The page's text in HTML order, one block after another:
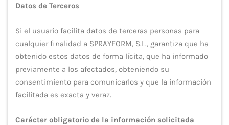
Datos de Terceros
Si el usuario facilita datos de terceras personas para
cualquier finalidad a SPRAYFORM, S.L., garantiza que ha
obtenido estos datos de forma lícita, que ha informado
previamente a los afectados, obteniendo su
consentimiento para comunicarlos y que la información
facilitada es exacta y veraz.
Carácter obligatorio de la información solicitada